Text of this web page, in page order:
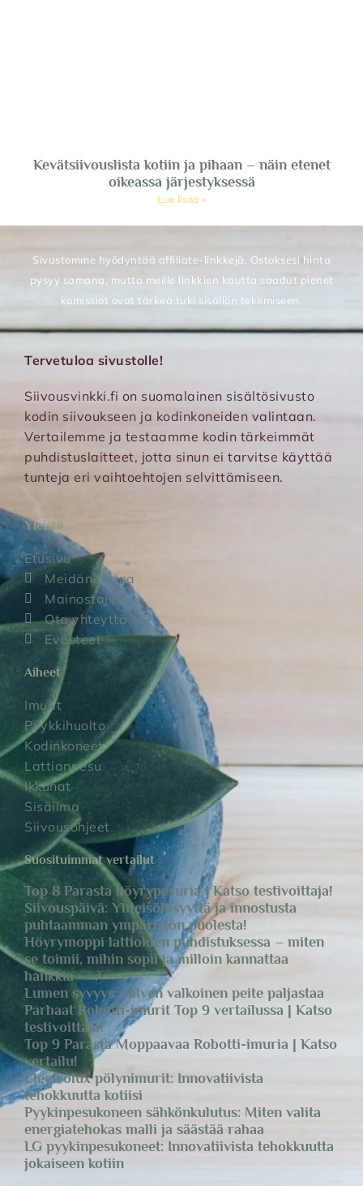
Kevätsiivouslista kotiin ja pihaan – näin etenet
oikeassa järjestyksessä
Lue lisää »
Sivustomme hyödyntää affiliate-linkkejä. Ostoksesi hinta
pysyy samana, mutta meille linkkien kautta saadut pienet
komissiot ovat tärkeä tuki sisällön tekemiseen.
Tervetuloa sivustolle!
Siivousvinkki.fi on suomalainen sisältösivusto
kodin siivoukseen ja kodinkoneiden valintaan.
Vertailemme ja testaamme kodin tärkeimmät
puhdistuslaitteet, jotta sinun ei tarvitse käyttää
tunteja eri vaihtoehtojen selvittämiseen.
Yleistä
Etusivu
Meidän tarina
Mainostajille
Ota yhteyttä
Evästeet
Aiheet
Imurit
Pyykkihuolto
Kodinkoneet
Lattianpesu
Ikkunat
Sisäilma
Siivousohjeet
Suosituimmat vertailut
Top 8 Parasta höyrypesuria | Katso testivoittaja!
Siivouspäivä: Yhteisöllisyyttä ja innostusta
puhtaamman ympäristön puolesta!
Höyrymoppi lattioiden puhdistuksessa – miten
se toimii, mihin sopii ja milloin kannattaa
hankkia
Lumen syvyys: Talven valkoinen peite paljastaa
Parhaat Robotti-imurit Top 9 vertailussa | Katso
testivoittaja!
Top 9 Parasta Moppaavaa Robotti-imuria | Katso
vertailu!
Electrolux pölynimurit: Innovatiivista
tehokkuutta kotiisi
Pyykinpesukoneen sähkönkulutus: Miten valita
energiatehokas malli ja säästää rahaa
LG pyykinpesukoneet: Innovatiivista tehokkuutta
jokaiseen kotiin